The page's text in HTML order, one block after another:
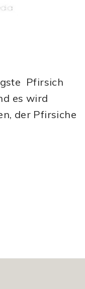
Pfirsich
es wird
der Pfirsiche